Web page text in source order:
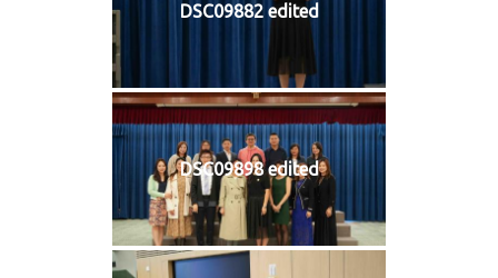
DSC09882 edited
DSC09898 edited